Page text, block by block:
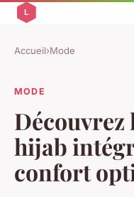
Accueil›Mode
MODE
Découvrez
hijab
confort